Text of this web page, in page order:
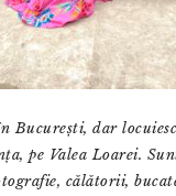
București, dar
pe Valea Loarei.
călătorii,